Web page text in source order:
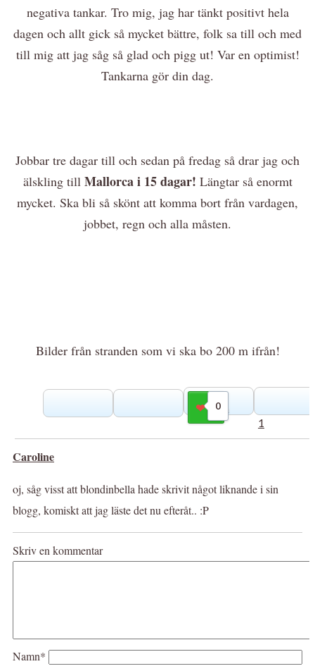
negativa tankar. Tro mig, jag har tänkt positivt hela
dagen och allt gick så mycket bättre, folk sa till och med
till mig att jag såg så glad och pigg ut! Var en optimist!
Tankarna gör din dag.
Jobbar tre dagar till och sedan på fredag så drar jag och
älskling till Mallorca i 15 dagar! Längtar så enormt
mycket. Ska bli så skönt att komma bort från vardagen,
jobbet, regn och alla måsten.
Bilder från stranden som vi ska bo 200 m ifrån!
0
Gilla
1
Caroline
oj, såg visst att blondinbella hade skrivit något liknande i sin
blogg, komiskt att jag läste det nu efteråt.. :P
Skriv en kommentar
Namn*